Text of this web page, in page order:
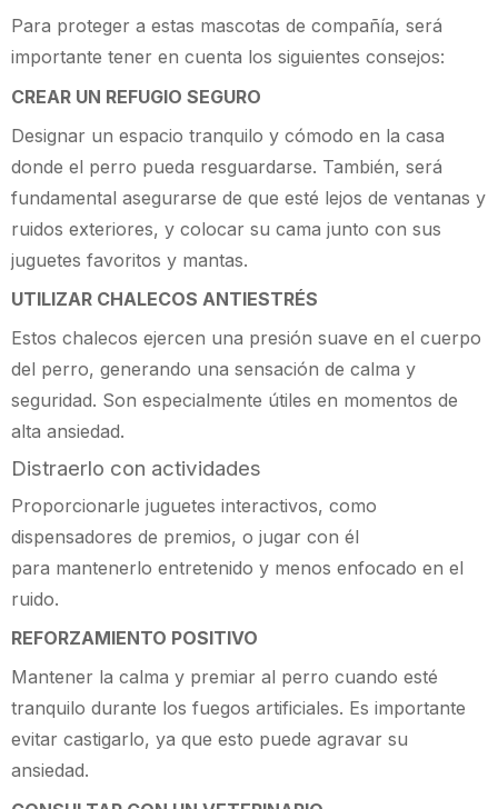
Para proteger a estas mascotas de compañía, será
importante tener en cuenta los siguientes consejos:
CREAR UN REFUGIO SEGURO
Designar un espacio tranquilo y cómodo en la casa
donde el perro pueda resguardarse. También, será
fundamental asegurarse de que esté lejos de ventanas y
ruidos exteriores, y colocar su cama junto con sus
juguetes favoritos y mantas.
UTILIZAR CHALECOS ANTIESTRÉS
Estos chalecos ejercen una presión suave en el cuerpo
del perro, generando una sensación de calma y
seguridad. Son especialmente útiles en momentos de
alta ansiedad.
Distraerlo con actividades
Proporcionarle juguetes interactivos, como
dispensadores de premios, o jugar con él
para mantenerlo entretenido y menos enfocado en el
ruido.
REFORZAMIENTO POSITIVO
Mantener la calma y premiar al perro cuando esté
tranquilo durante los fuegos artificiales. Es importante
evitar castigarlo, ya que esto puede agravar su
ansiedad.